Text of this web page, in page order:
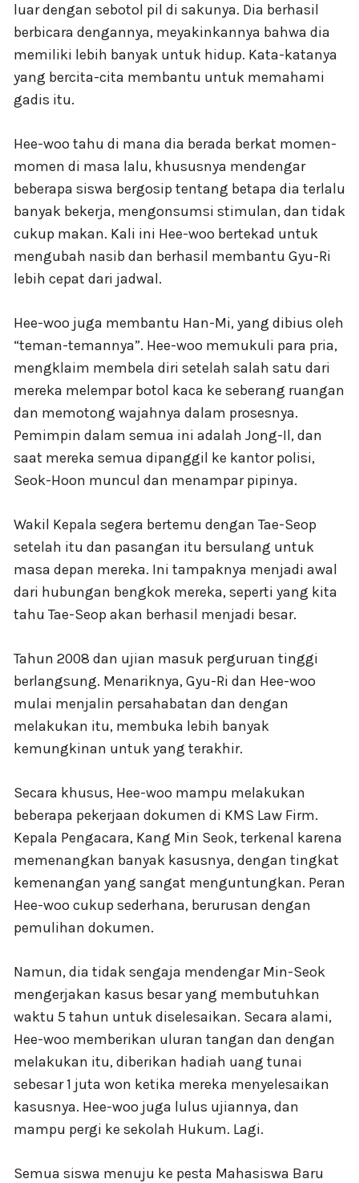
luar dengan sebotol pil di sakunya. Dia berhasil
berbicara dengannya, meyakinkannya bahwa dia
memiliki lebih banyak untuk hidup. Kata-katanya
yang bercita-cita membantu untuk memahami
gadis itu.
Hee-woo tahu di mana dia berada berkat momen-
momen di masa lalu, khususnya mendengar
beberapa siswa bergosip tentang betapa dia terlalu
banyak bekerja, mengonsumsi stimulan, dan tidak
cukup makan. Kali ini Hee-woo bertekad untuk
mengubah nasib dan berhasil membantu Gyu-Ri
lebih cepat dari jadwal.
Hee-woo juga membantu Han-Mi, yang dibius oleh
“teman-temannya”. Hee-woo memukuli para pria,
mengklaim membela diri setelah salah satu dari
mereka melempar botol kaca ke seberang ruangan
dan memotong wajahnya dalam prosesnya.
Pemimpin dalam semua ini adalah Jong-Il, dan
saat mereka semua dipanggil ke kantor polisi,
Seok-Hoon muncul dan menampar pipinya.
Wakil Kepala segera bertemu dengan Tae-Seop
setelah itu dan pasangan itu bersulang untuk
masa depan mereka. Ini tampaknya menjadi awal
dari hubungan bengkok mereka, seperti yang kita
tahu Tae-Seop akan berhasil menjadi besar.
Tahun 2008 dan ujian masuk perguruan tinggi
berlangsung. Menariknya, Gyu-Ri dan Hee-woo
mulai menjalin persahabatan dan dengan
melakukan itu, membuka lebih banyak
kemungkinan untuk yang terakhir.
Secara khusus, Hee-woo mampu melakukan
beberapa pekerjaan dokumen di KMS Law Firm.
Kepala Pengacara, Kang Min Seok, terkenal karena
memenangkan banyak kasusnya, dengan tingkat
kemenangan yang sangat menguntungkan. Peran
Hee-woo cukup sederhana, berurusan dengan
pemulihan dokumen.
Namun, dia tidak sengaja mendengar Min-Seok
mengerjakan kasus besar yang membutuhkan
waktu 5 tahun untuk diselesaikan. Secara alami,
Hee-woo memberikan uluran tangan dan dengan
melakukan itu, diberikan hadiah uang tunai
sebesar 1 juta won ketika mereka menyelesaikan
kasusnya. Hee-woo juga lulus ujiannya, dan
mampu pergi ke sekolah Hukum. Lagi.
Semua siswa menuju ke pesta Mahasiswa Baru